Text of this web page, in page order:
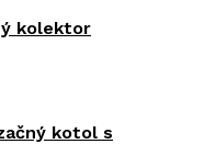
kolektor
kotol s